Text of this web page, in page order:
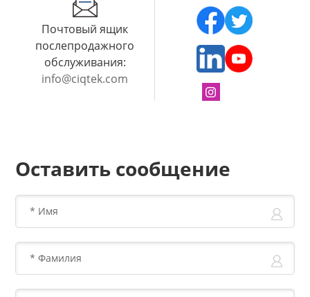
Почтовый ящик
послепродажного
обслуживания:
info@ciqtek.com
Оставить сообщение